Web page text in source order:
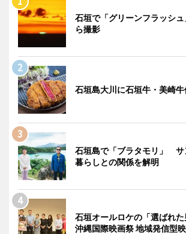
石垣で「グリーンフラッシ
ら撮影
石垣島大川に石垣牛・美崎
石垣島で「ブラタモリ」 サ
暮らしとの関係を解明
石垣オールロケの「選ばれ
沖縄国際映画祭 地域発信型